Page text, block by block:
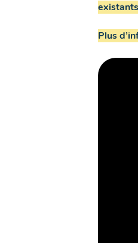
existants
Plus